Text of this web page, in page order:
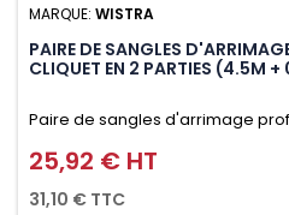
MARQUE: WISTRA
PAIRE DE SANGLES
CLIQUET EN 2 PARTIES (4.5M
Paire de sangles d'arrimage
crochet en 2 parties (4.5M +
d'utilisation. Permet d'arrimer et
Prix
25,92 € HT
31,10 € TTC